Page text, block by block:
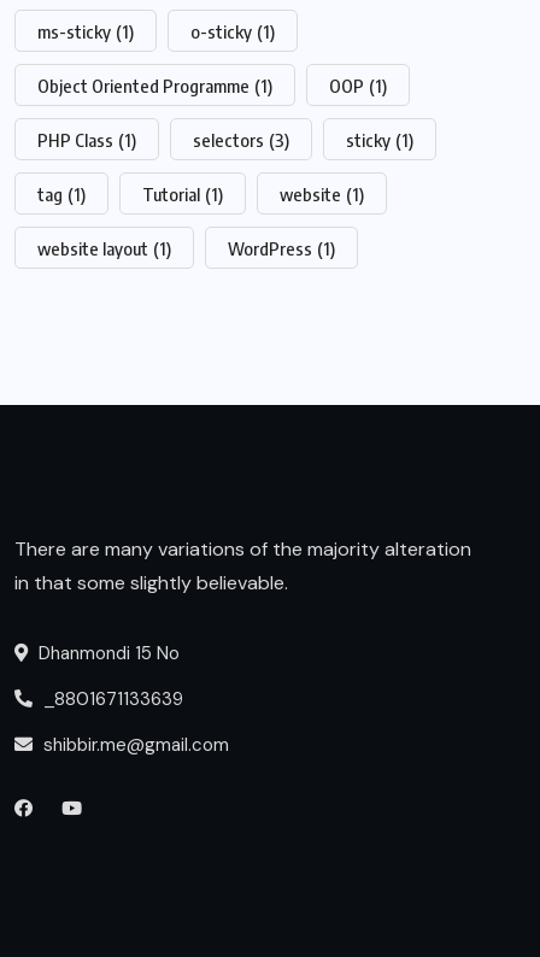
ms-sticky (1) o-sticky (1)
Object Oriented Programme (1) OOP (1)
PHP Class (1) selectors (3) sticky (1)
tag (1) Tutorial (1) website (1)
website layout (1) WordPress (1)
There are many variations of the majority alteration
in that some slightly believable.
Dhanmondi 15 No
_8801671133639
shibbir.me@gmail.com